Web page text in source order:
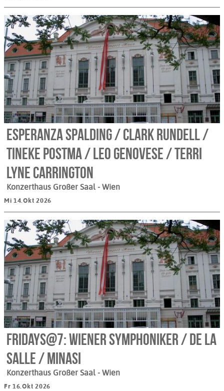
esperanza spalding / Clark Rundell /
Tineke Postma / Leo Genovese / Terri
Lyne Carrington
Konzerthaus Großer Saal - Wien
Mi 14.Okt 2026
Fridays@7: Wiener Symphoniker / de la
Salle / Minasi
Konzerthaus Großer Saal - Wien
Fr 16.Okt 2026